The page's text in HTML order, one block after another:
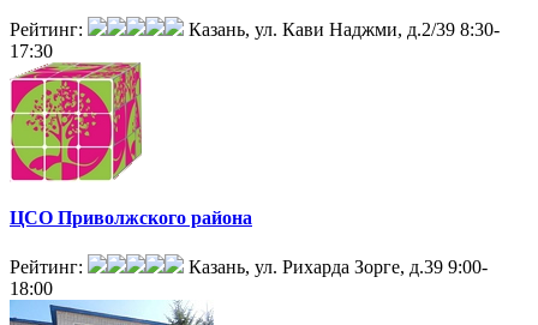
Рейтинг: Казань, ул. Кави Наджми, д.2/39 8:30-
17:30
ЦСО Приволжского района
Рейтинг: Казань, ул. Рихарда Зорге, д.39 9:00-
18:00